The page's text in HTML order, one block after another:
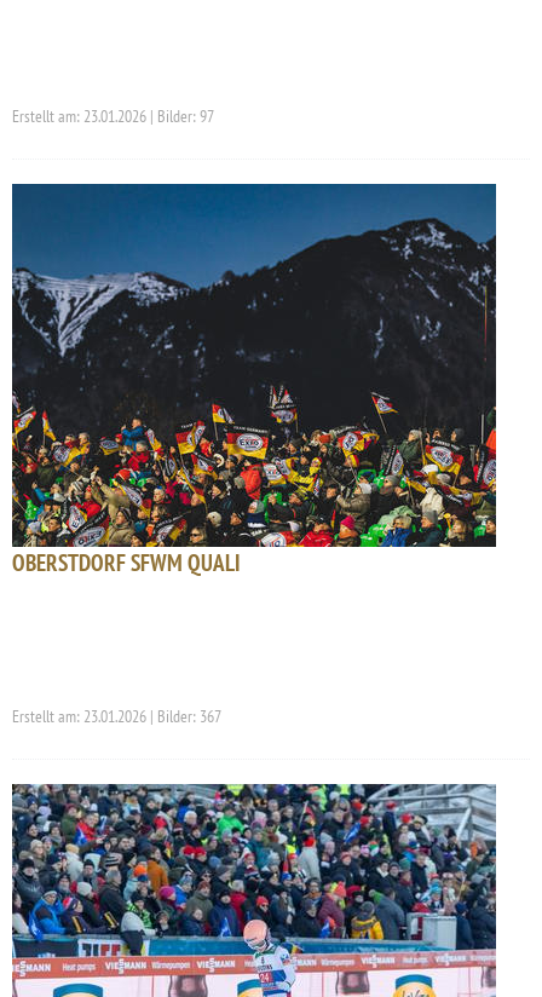
Erstellt am: 23.01.2026 | Bilder: 97
OBERSTDORF SFWM QUALI
Erstellt am: 23.01.2026 | Bilder: 367